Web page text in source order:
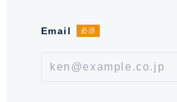
(税込)◆イ
2,895円/月
Email 必須